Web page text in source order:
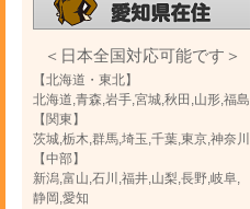
＜日本全国対応可能です＞
【北海道・東北】
北海道,青森,岩手,宮城,秋田,山形,福島
【関東】
茨城,栃木,群馬,埼玉,千葉,東京,神奈川
【中部】
新潟,富山,石川,福井,山梨,長野,岐阜,
静岡,愛知